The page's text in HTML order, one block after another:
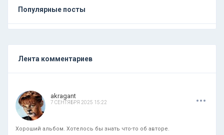
Популярные посты
Лента комментариев
akragant
7 СЕНТЯБРЯ 2025 15:22 ...
Хороший альбом. Хотелось бы знать что-то об авторе.